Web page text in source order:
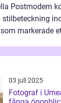
Postmodern
stilbeteckning
markerade
03 juli 2025
Fotograf i